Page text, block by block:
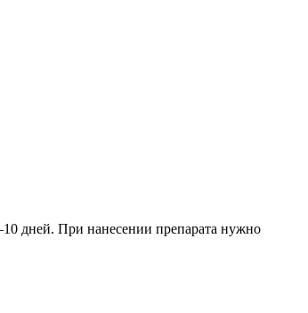
дней. При нанесении препарата нужно